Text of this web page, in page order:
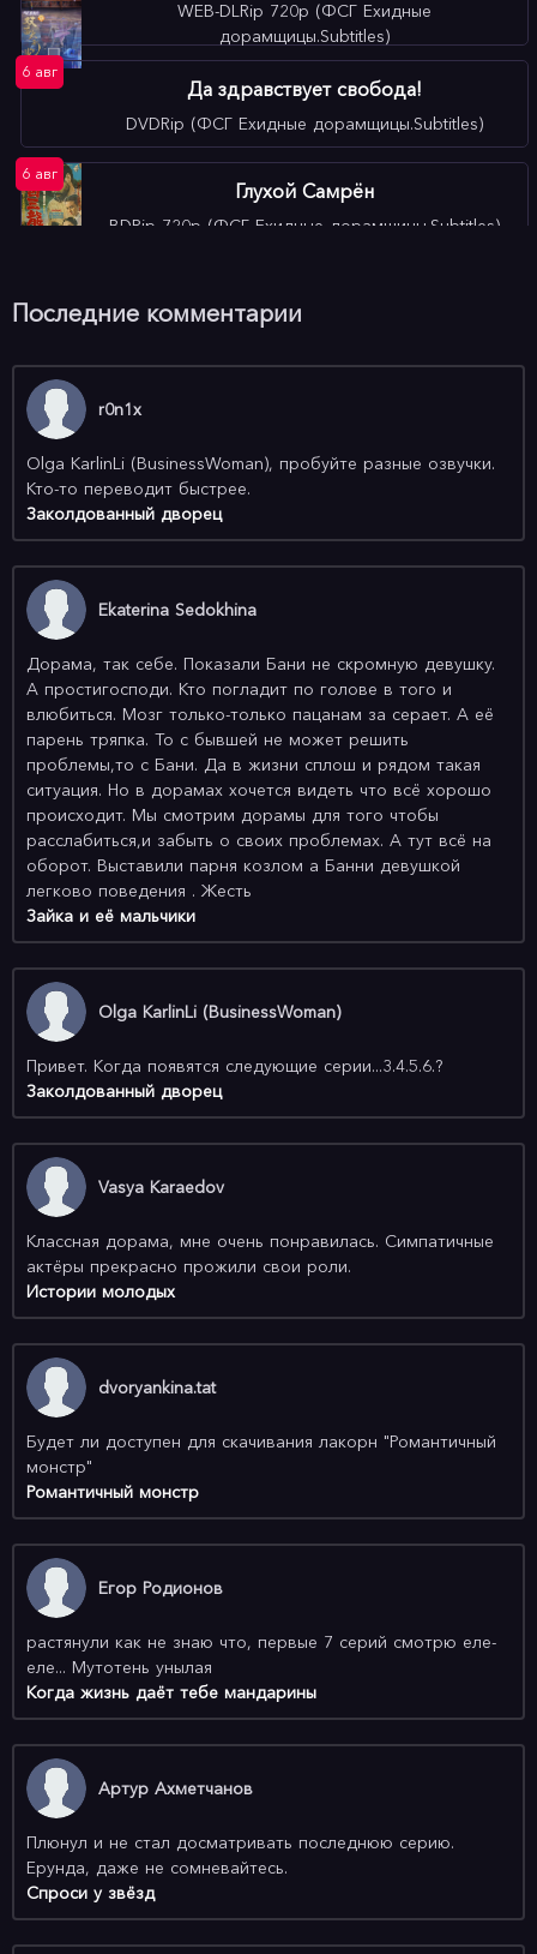
Принцесса Чжаоян
сезон 1 эпизод 17 (Light Breeze)
Без рамок
сезон 1 эпизод 4 (ФСГ Ехидные
дорамщицы.Subtitles)
WEB-DLRip 720p (ФСГ Ехидные
дорамщицы.Subtitles)
6 авг
Да здравствует свобода!
DVDRip (ФСГ Ехидные дорамщицы.Subtitles)
6 авг
Глухой Самрён
BDRip 720p (ФСГ Ехидные дорамщицы.Subtitles)
BDRip 720p (ФСГ Ехидные дорамщицы.Subtitles)
5 авг
5 авг 56 лет разбитого сердца
WEB-DLRip 720p (ФСГ Ехидные
дорамщицы.Subtitles)
5 авг
Пёс из будущего
4 авг
История, рассказанная после то...
BDRip 720p (den904)
Последние комментарии
r0n1x
Olga KarlinLi (BusinessWoman), пробуйте разные озвучки.
Кто-то переводит быстрее.
Заколдованный дворец
Ekaterina Sedokhina
Дорама, так себе. Показали Бани не скромную девушку.
А простигосподи. Кто погладит по голове в того и
влюбиться. Мозг только-только пацанам за серает. А её
парень тряпка. То с бывшей не может решить
проблемы,то с Бани. Да в жизни сплош и рядом такая
ситуация. Но в дорамах хочется видеть что всё хорошо
происходит. Мы смотрим дорамы для того чтобы
расслабиться,и забыть о своих проблемах. А тут всё на
оборот. Выставили парня козлом а Банни девушкой
легково поведения . Жесть
Зайка и её мальчики
Olga KarlinLi (BusinessWoman)
Привет. Когда появятся следующие серии...3.4.5.6.?
Заколдованный дворец
Vasya Karaedov
Классная дорама, мне очень понравилась. Симпатичные
актёры прекрасно прожили свои роли.
Истории молодых
dvoryankina.tat
Будет ли доступен для скачивания лакорн "Романтичный
монстр"
Романтичный монстр
Егор Родионов
растянули как не знаю что, первые 7 серий смотрю еле-
еле... Мутотень унылая
Когда жизнь даёт тебе мандарины
Артур Ахметчанов
Плюнул и не стал досматривать последнюю серию.
Ерунда, даже не сомневайтесь.
Спроси у звёзд